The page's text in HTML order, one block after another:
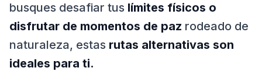
busques desafiar tus límites físicos o
disfrutar de momentos de paz rodeado de
naturaleza, estas rutas alternativas son
ideales para ti.